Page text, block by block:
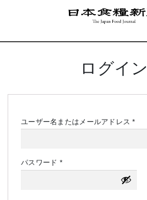
ログイン
ユーザー名またはメールアドレス*必
パスワード *必
須